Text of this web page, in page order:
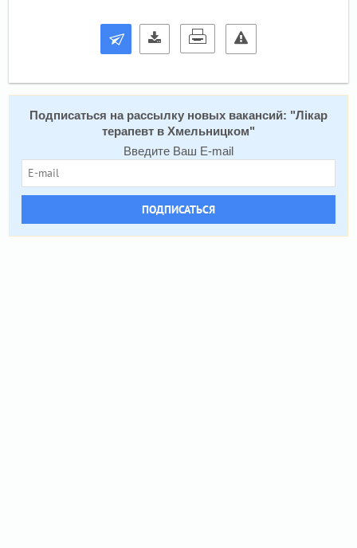
Подписаться на расcылку новых вакансий: "Лікар
терапевт в Хмельницком"
Введите Ваш E-mail
ПОДПИСАТЬСЯ